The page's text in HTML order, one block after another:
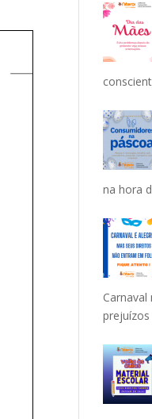
na hora
prejuízos